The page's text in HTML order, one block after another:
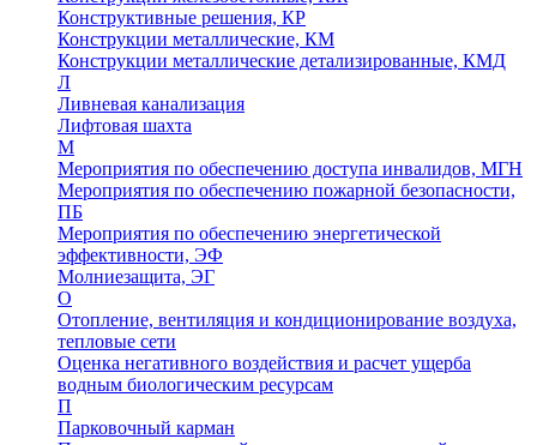
Конструктивные решения, КР
Конструкции металлические, КМ
Конструкции металлические детализированные, КМД
Л
Ливневая канализация
Лифтовая шахта
М
Мероприятия по обеспечению доступа инвалидов, МГН
Мероприятия по обеспечению пожарной безопасности,
ПБ
Мероприятия по обеспечению энергетической
эффективности, ЭФ
Молниезащита, ЭГ
О
Отопление, вентиляция и кондиционирование воздуха,
тепловые сети
Оценка негативного воздействия и расчет ущерба
водным биологическим ресурсам
П
Парковочный карман